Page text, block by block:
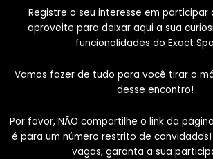
Registre o seu interesse em participar
aproveite para deixar aqui a sua
funcionalidades do Exact
Vamos fazer de tudo para você tirar o
desse encontro!
Por favor, NÃO compartilhe o link da
é para um número restrito de
vagas, garanta a sua